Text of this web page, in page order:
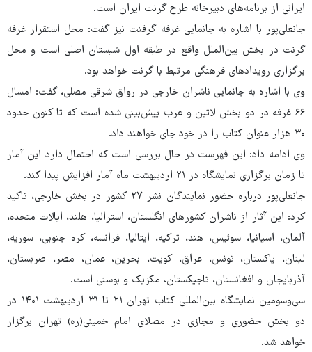
ایرانی از برنامه‌های دبیرخانه طرح گرنت ایران است.
جانعلی‌پور با اشاره به جانمایی غرفه گرفنت نیز گفت: محل استقرار غرفه
گرنت در بخش بین‌الملل واقع در طبقه اول شبستان اصلی است و محل
برگزاری رویدادهای فرهنگی مرتبط با گرنت خواهد بود.
وی با اشاره به جانمایی ناشران خارجی در رواق شرقی مصلی، گفت: امسال
۶۶ غرفه در دو بخش لاتین و عرب پیش‌بینی شده است که تا کنون حدود
۳۰ هزار عنوان کتاب را در خود جای خواهند داد.
وی ادامه داد: این فهرست در حال بررسی است که احتمال دارد این آمار
تا زمان برگزاری نمایشگاه در ۲۱ اردیبهشت ماه آمار افزایش پیدا کند.
جانعلی‌پور درباره حضور نمایندگان نشر ۲۷ کشور در بخش خارجی، تاکید
کرد: این آثار از ناشران کشورهای انگلستان، استرالیا، هلند، ایالات متحده،
آلمان، اسپانیا، سوئیس، هند، ترکیه، ایتالیا، فرانسه، کره جنوبی، سوریه،
لبنان، پاکستان، تونس، عراق، کویت، بحرین، عمان، مصر، صربستان،
آذربایجان و افغانستان، تاجیکستان، مکزیک و بوسنی است.
سی‌وسومین نمایشگاه بین‌المللی کتاب تهران ۲۱ تا ۳۱ اردیبهشت ۱۴۰۱ در
دو بخش حضوری و مجازی در مصلای امام خمینی‌(ره) تهران برگزار
خواهد شد.